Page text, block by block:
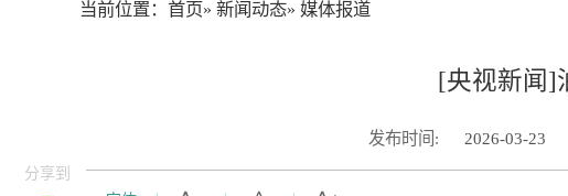
当前位置： 首页» 新闻动态» 媒体报道
[央视新闻]
发布时间: 2026-03-23
分享到